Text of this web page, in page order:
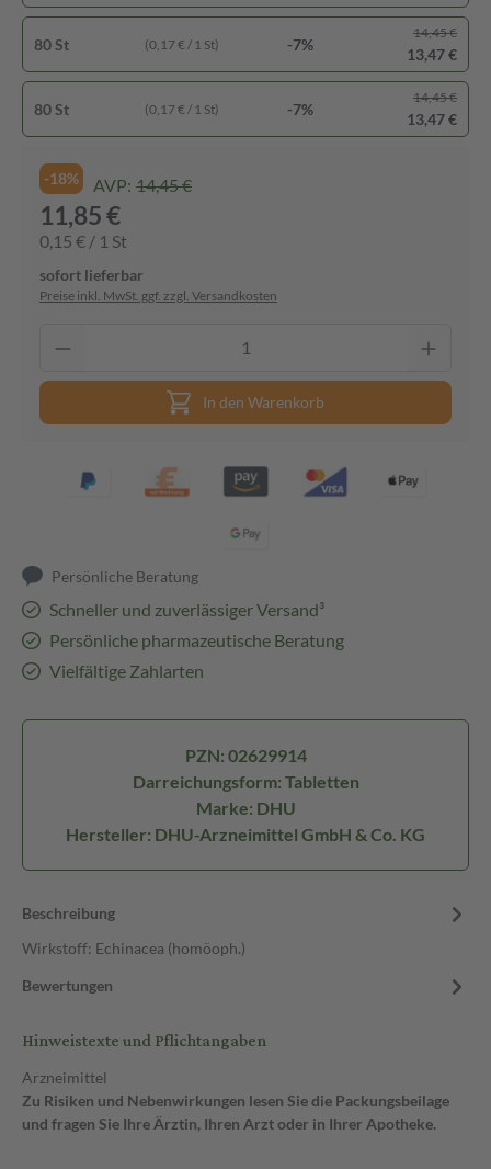
80 St (0,17 € / 1 St) -7%
14,45 €
13,47 €
80 St (0,17 € / 1 St) -7%
14,45 €
13,47 €
-18% AVP: 14,45 €
11,85 €
0,15 € / 1 St
sofort lieferbar
Preise inkl. MwSt. ggf. zzgl. Versandkosten
In den Warenkorb
Persönliche Beratung
Schneller und zuverlässiger Versand³
Persönliche pharmazeutische Beratung
Vielfältige Zahlarten
PZN: 02629914
Darreichungsform: Tabletten
Marke: DHU
Hersteller: DHU-Arzneimittel GmbH & Co. KG
Beschreibung
Wirkstoff: Echinacea (homöoph.)
Bewertungen
Hinweistexte und Pflichtangaben
Arzneimittel
Zu Risiken und Nebenwirkungen lesen Sie die Packungsbeilage
und fragen Sie Ihre Ärztin, Ihren Arzt oder in Ihrer Apotheke.